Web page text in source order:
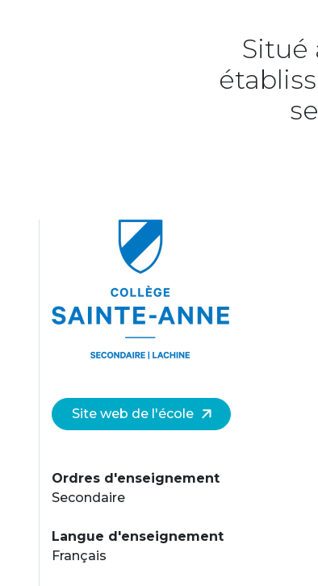
Situé
Site web de l'école
Ordres d'enseignement
Secondaire
Langue d'enseignement
Français